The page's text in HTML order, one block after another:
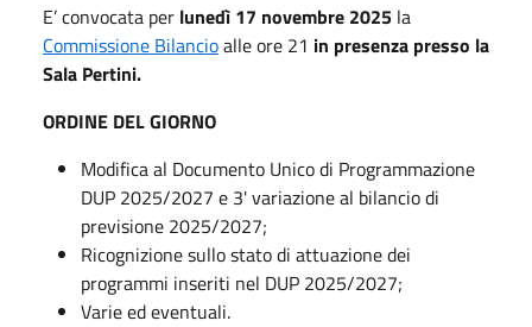
E’ convocata per lunedì 17 novembre 2025 la
Commissione Bilancioalle ore 21 in presenza presso la
Sala Pertini.
ORDINE DEL GIORNO
Modifica al Documento Unico di Programmazione
DUP 2025/2027 e 3' variazione al bilancio di
previsione 2025/2027;
Ricognizione sullo stato di attuazione dei
programmi inseriti nel DUP 2025/2027;
Varie ed eventuali.